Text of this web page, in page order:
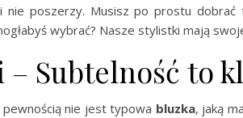
nie poszerzy. Musisz po prostu dobrać
wybrać? Nasze stylistki mają
Subtelność to
nie jest typowa bluzka, jaką